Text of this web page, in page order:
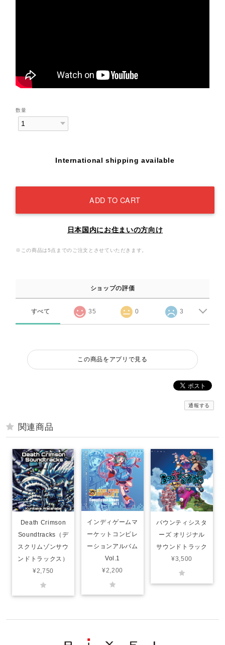
数量
International shipping available
ADD TO CART
日本国内にお住まいの方向け
※この商品は5点までのご注文とさせていただきます。
ショップの評価
すべて 35 0 3
この商品をアプリで見る
通報する
関連商品
Death Crimson
Soundtracks（デ
スクリムゾンサウ
ンドトラックス）
¥2,750
インディゲームマ
ーケットコンピレ
ーションアルバム
Vol.1
¥2,200
バウンティシスタ
ーズ オリジナル
サウンドトラック
¥3,500